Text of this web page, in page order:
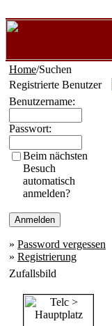
Home/Suchen
Registrierte Benutzer
Benutzername:
Passwort:
Beim nächsten
Besuch
automatisch
anmelden?
» Password vergessen
» Registrierung
Zufallsbild